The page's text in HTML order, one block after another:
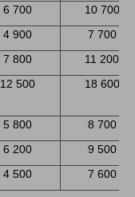
6 700
10 700
4 900
7 700
7 800
11 200
12 500 18 600
5 800
8 700
6 200
9 500
4 500 7 600